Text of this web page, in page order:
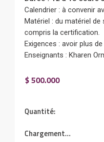
Calendrier : à convenir
Matériel : du matériel
compris la certification.
Exigences : avoir plus
Enseignants : Kharen
$ 500.000
Quantité:
Chargement...